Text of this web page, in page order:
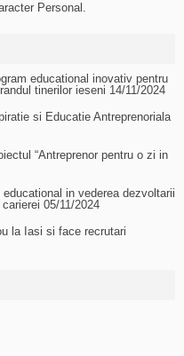
Personal.
educational inovativ pentru
tinerilor ieseni 14/11/2024
si Educatie Antreprenoriala
“Antreprenor pentru o zi in
in vederea dezvoltarii
05/11/2024
la Iasi si face recrutari